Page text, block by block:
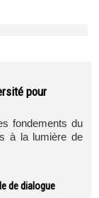
pour
fondements du
à la lumière de
de dialogue